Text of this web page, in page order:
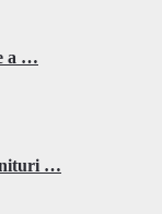
a …
…